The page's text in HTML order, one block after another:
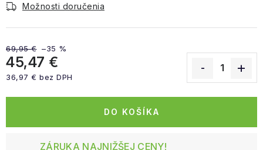
Možnosti doručenia
69,95 € –35 %
45,47 €
36,97 € bez DPH
DO KOŠÍKA
ZÁRUKA NAJNIŽŠEJ CENY!